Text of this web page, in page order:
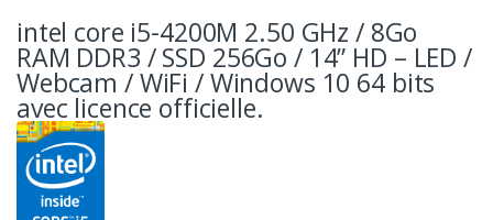
intel core i5-4200M 2.50 GHz / 8Go
RAM DDR3 / SSD 256Go / 14” HD – LED /
Webcam / WiFi / Windows 10 64 bits
avec licence officielle.